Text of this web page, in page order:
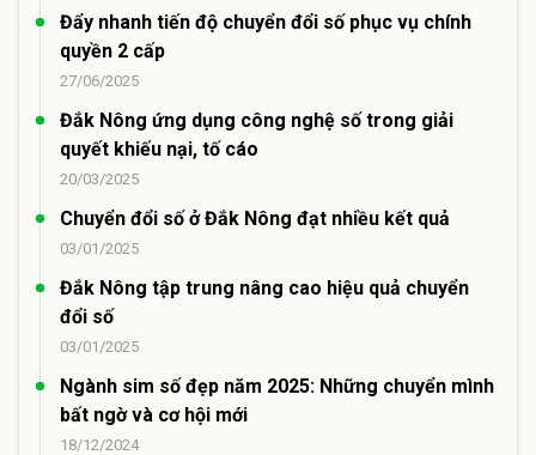
Đẩy nhanh tiến độ chuyển đổi số phục vụ chính
quyền 2 cấp
27/06/2025
Đắk Nông ứng dụng công nghệ số trong giải
quyết khiếu nại, tố cáo
20/03/2025
Chuyển đổi số ở Đắk Nông đạt nhiều kết quả
03/01/2025
Đắk Nông tập trung nâng cao hiệu quả chuyển
đổi số
03/01/2025
Ngành sim số đẹp năm 2025: Những chuyển mình
bất ngờ và cơ hội mới
18/12/2024